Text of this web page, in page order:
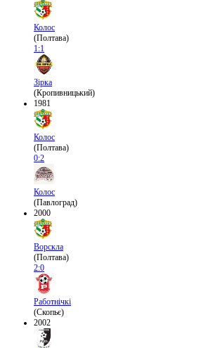
Колос
(Полтава)
1:1
Зірка
(Кропивницький)
1981
Колос
(Полтава)
0:2
Колос
(Павлоград)
2000
Ворскла
(Полтава)
2:0
Работнічкі
(Скопьє)
2002